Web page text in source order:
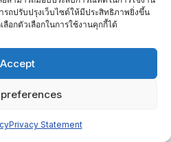
ถปรับปรุงเว็บไซต์ให้มีประสิทธิภาพยิ่งขึ้น
อกตัวเลือกในการใช้งานคุกกี้ได้
Accept
Privacy Statement
ปี 2556-2559